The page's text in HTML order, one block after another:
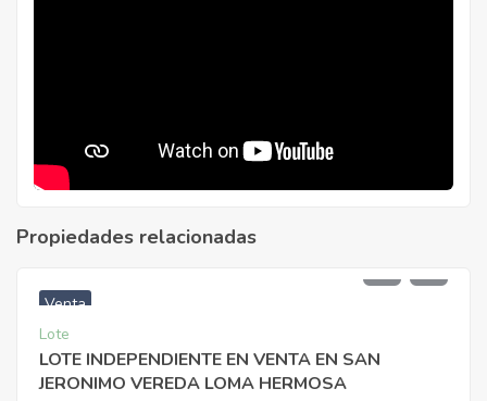
Propiedades relacionadas
Venta
Lote
LOTE INDEPENDIENTE EN VENTA EN SAN
JERONIMO VEREDA LOMA HERMOSA